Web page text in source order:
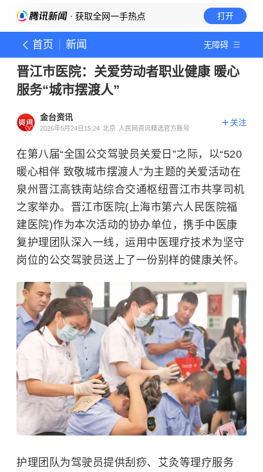
· 获取全网一手热点 打开
首页 新闻 无障碍
晋江市医院：关爱劳动者职业健康 暖心
服务“城市摆渡人”
金台资讯
2026年5月24日15:24 北京 人民网资讯精选官方账号
关注
在第八届“全国公交驾驶员关爱日”之际，以“520
暖心相伴 致敬城市摆渡人”为主题的关爱活动在
泉州晋江高铁南站综合交通枢纽晋江市共享司机
之家举办。晋江市医院(上海市第六人民医院福
建医院)作为本次活动的协办单位，携手中医康
复护理团队深入一线，运用中医理疗技术为坚守
岗位的公交驾驶员送上了一份别样的健康关怀。
护理团队为驾驶员提供刮痧、艾灸等理疗服务